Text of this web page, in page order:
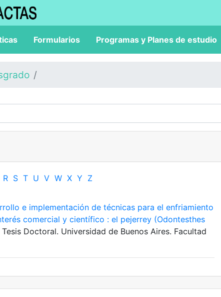
Formularios Programas y Planes de estudio
R S T U V W X Y Z
e implementación de técnicas para el enfriamiento
comercial y científico : el pejerrey (Odontesthes
Tesis Doctoral. Universidad de Buenos Aires. Facultad